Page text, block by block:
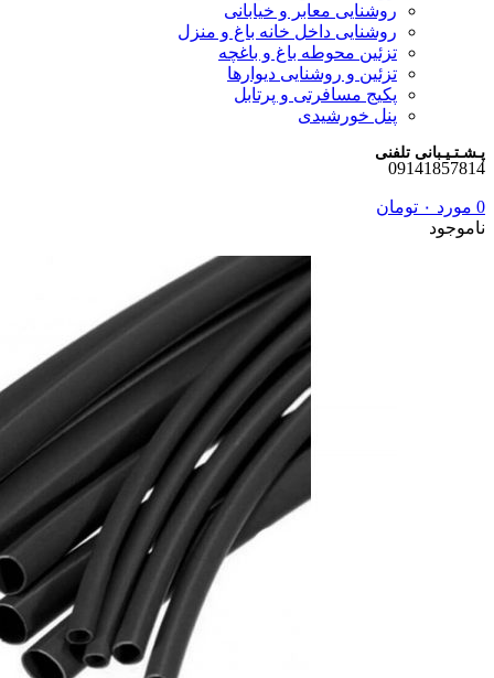
روشنایی معابر و خیابانی
روشنایی داخل خانه باغ و منزل
تزئین محوطه باغ و باغچه
تزئین و روشنایی دیوارها
پکیج مسافرتی و پرتابل
پنل خورشیدی
پـشـتـیـبانی تلفنی
09141857814
0 مورد ۰ تومان
ناموجود